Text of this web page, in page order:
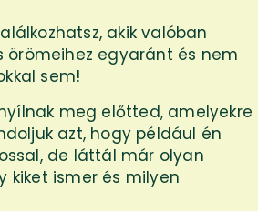
akik valóban
örömeihez egyaránt és nem
sem!
meg előtted, amelyekre
azt, hogy például én
de láttál már olyan
kiket ismer és milyen